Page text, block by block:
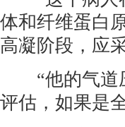
体和纤维蛋白
高凝阶段，应
“他的气道压
评估，如果是